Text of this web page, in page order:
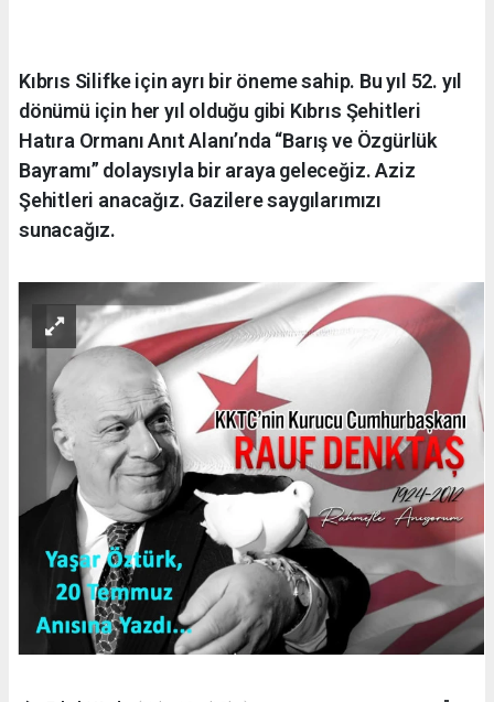
Kıbrıs Silifke için ayrı bir öneme sahip. Bu yıl 52. yıl
dönümü için her yıl olduğu gibi Kıbrıs Şehitleri
Hatıra Ormanı Anıt Alanı’nda “Barış ve Özgürlük
Bayramı” dolaysıyla bir araya geleceğiz. Aziz
Şehitleri anacağız. Gazilere saygılarımızı
sunacağız.